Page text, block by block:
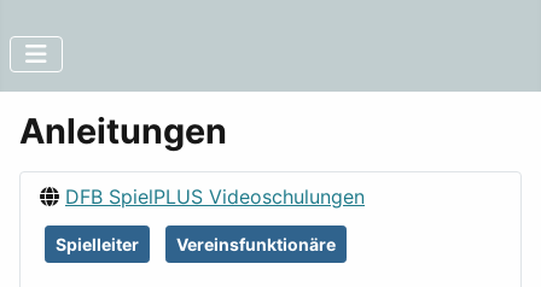
Anleitungen
DFB SpielPLUS Videoschulungen
Spielleiter Vereinsfunktionäre